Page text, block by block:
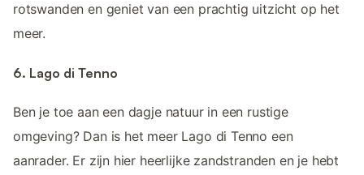
rotswanden en geniet van een prachtig uitzicht op het
meer.
6. Lago di Tenno
Ben je toe aan een dagje natuur in een rustige
omgeving? Dan is het meer Lago di Tenno een
aanrader. Er zijn hier heerlijke zandstranden en je hebt